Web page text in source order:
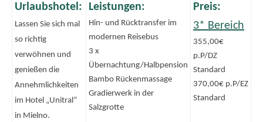
Urlaubshotel:
Lassen Sie sich mal
so richtig
verwöhnen und
genießen die
Annehmlichkeiten
im Hotel „Unitral“
in Mielno.
Leistungen:
Hin- und Rücktransfer im
modernen Reisebus
3 x
Übernachtung/Halbpension
Bambo Rückenmassage
Gradierwerk in der
Salzgrotte
Preis:
3* Bereich
355,00€
p.P/DZ
Standard
370,00€ p.P/EZ
Standard